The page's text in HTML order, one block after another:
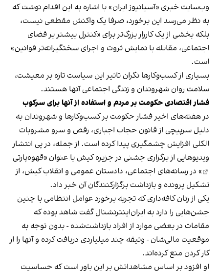
وب‌سایت خبری «آسیانیوز ایران» با اشاره به این اقدام نوشت که
به نظر می‌رسد این برخورد، صرفا یک واکنش مقطعی نیست،
بلکه بخشی از یک کارزار بزرگ‌تر برای «کنترل بیشتر بر فضای
اجتماعی، مقابله با نمایش ثروت و اجرای سختگیرانه‌تر قوانین»
است.
بسیاری از کسب‌وکارها نگران تاثیر این سیاست‌ تازه بر معیشت،
سلامت روان شهروندان و زندگی اجتماعی آنها هستند.
فشار اقتصادی حکومت بر مردم و استفاده از آنها برای سرکوب
در هفته‌های اخیر فشار حکومت بر کسب‌وکارها و شهروندان به
دلیل سرپیچی از قانون حجاب اجباری، رقص و سرو مشروبات
الکلی افزایش چشمگیری پیدا کرده است. از جمله، در پی انتشار
ویدیوهایی از برگزاری جشنی در جزیره کیش با عنوان «قهوه‌پارتی
» در رسانه‌های اجتماعی، دادستان عمومی و انقلاب کیش، از
تشکیل پرونده و بازداشت برگزارکنندگان آن خبر داد.
یکی از زنان کافه‌داری که تجربه برخورد عوامل انتظامی با چنین
جشن‌هایی را دارد به ایران‌اینترنشنال گفت شاهد بوده که
مقامات در بعضی موارد از افراد بازداشت‌‌شده - بدون توجه به
موقعیت مالی‌شان - وثیقه چند میلیاردی دریافت کرده و آنها را از
کار کردن منع کرده‌اند.
او افزود بر اساس مشاهداتش بر این باور است که حساسیت